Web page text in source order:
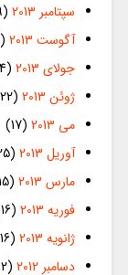
سپتامبر 2013
(9)
آگوست 2013
(23)
جولای 2013
(24)
ژوئن 2013
(22)
می 2013
(17)
آوریل 2013
(25)
مارس 2013
(15)
فوریه 2013
(16)
ژانویه 2013
(16)
دسامبر 2012
(42)